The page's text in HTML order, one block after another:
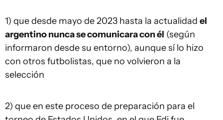
1) que desde mayo de 2023 hasta la actualidad el
argentino nunca se comunicara con él (según
informaron desde su entorno), aunque sí lo hizo
con otros futbolistas, que no volvieron a la
selección
2) que en este proceso de preparación para el